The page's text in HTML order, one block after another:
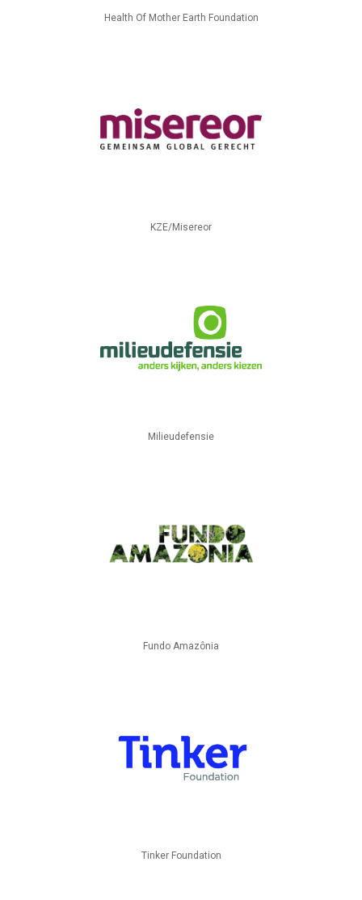
Health Of Mother Earth Foundation
KZE/Misereor
Milieudefensie
Fundo Amazônia
Tinker Foundation